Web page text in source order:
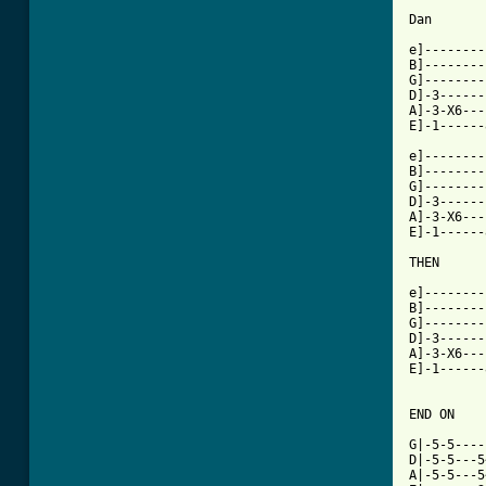
Dan
D]-
A]-3-
E]-
D]-
A]-3-
E]-
THEN
D]-
A]-3-
E]-
END ON
G|-5-
D|-5-5---
A|-5-5---